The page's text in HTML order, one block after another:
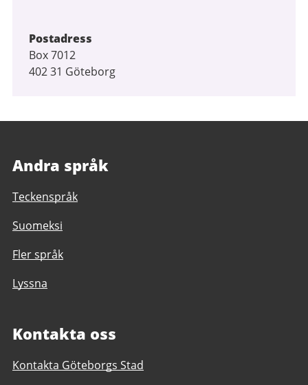
Postadress
Box 7012
402 31 Göteborg
Andra språk
Teckenspråk
Suomeksi
Fler språk
Lyssna
Kontakta oss
Kontakta Göteborgs Stad